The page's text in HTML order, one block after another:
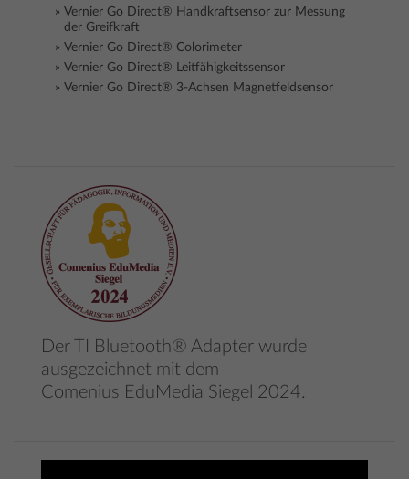
Vernier Go Direct® Handkraftsensor zur Messung
der Greifkraft
Vernier Go Direct® Colorimeter
Vernier Go Direct® Leitfähigkeitssensor
Vernier Go Direct® 3-Achsen Magnetfeldsensor
Der TI Bluetooth® Adapter wurde
ausgezeichnet mit dem
Comenius EduMedia Siegel 2024.